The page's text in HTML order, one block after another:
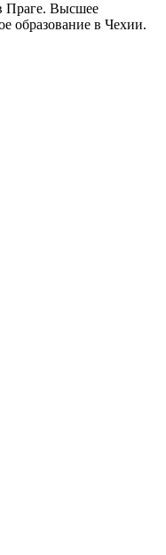
Праге. Высшее
образование в Чехии.